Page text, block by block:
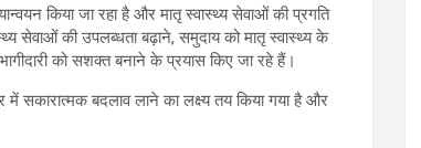
किया जा रहा है और मातृ स्वास्थ्य सेवाओं की प्रगति
सेवाओं की उपलब्धता बढ़ाने, समुदाय को मातृ स्वास्थ्य के
को सशक्त बनाने के प्रयास किए जा रहे हैं।
में सकारात्मक बदलाव लाने का लक्ष्य तय किया गया है और